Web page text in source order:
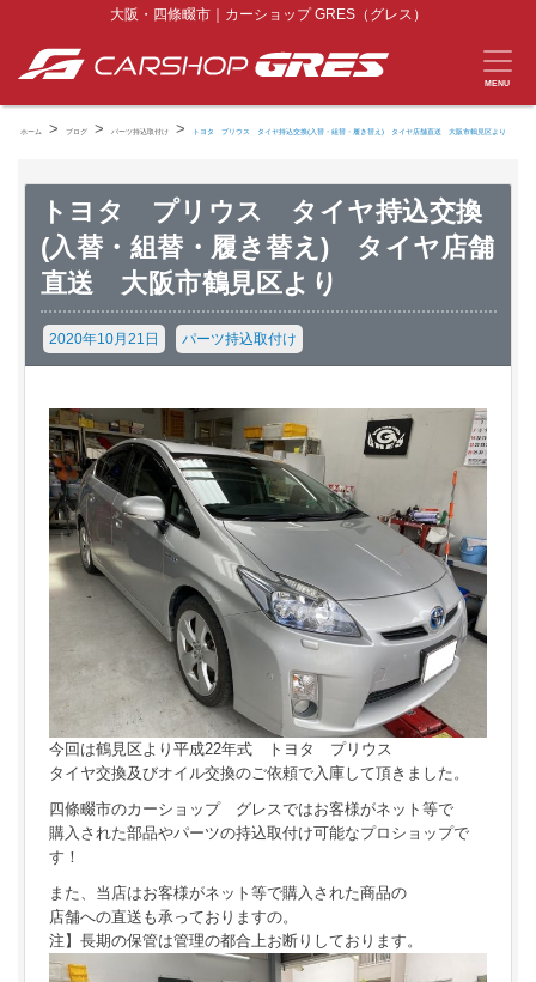
大阪・四條畷市｜カーショップ GRES（グレス）
MENU
ホーム > ブログ > パーツ持込取付け > トヨタ プリウス タイヤ持込交換(入替・組替・履き替え) タイヤ店舗直送 大阪市鶴見区より
トヨタ プリウス タイヤ持込交換
(入替・組替・履き替え) タイヤ店舗
直送 大阪市鶴見区より
2020年10月21日 パーツ持込取付け
今回は鶴見区より平成22年式 トヨタ プリウス
タイヤ交換及びオイル交換のご依頼で入庫して頂きました。
四條畷市のカーショップ グレスではお客様がネット等で
購入された部品やパーツの持込取付け可能なプロショップで
す！
また、当店はお客様がネット等で購入された商品の
店舗への直送も承っておりますの。
注】長期の保管は管理の都合上お断りしております。